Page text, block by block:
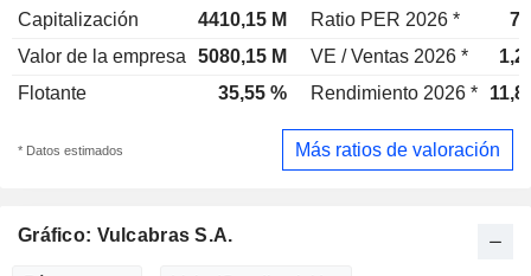
Capitalización 4410,15 M Ratio PER 2026 *
Valor de la empresa
5080,15 M VE / Ventas 2026 *
Flotante
35,55 % Rendimiento 2026 * 11,8
* Datos estimados Más ratios de valoración
Gráfico: Vulcabras S.A.